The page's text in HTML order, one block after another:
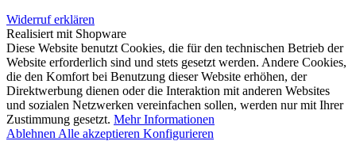
Widerruf erklären
Realisiert mit Shopware
Diese Website benutzt Cookies, die für den technischen Betrieb der
Website erforderlich sind und stets gesetzt werden. Andere Cookies,
die den Komfort bei Benutzung dieser Website erhöhen, der
Direktwerbung dienen oder die Interaktion mit anderen Websites
und sozialen Netzwerken vereinfachen sollen, werden nur mit Ihrer
Zustimmung gesetzt. Mehr Informationen
Ablehnen Alle akzeptieren Konfigurieren